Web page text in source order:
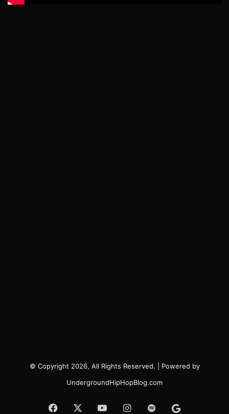
© Copyright 2026, All Rights Reserved. | Powered by
UndergroundHipHopBlog.com
Facebook YouTubeInstagram
SpotifyGoogle